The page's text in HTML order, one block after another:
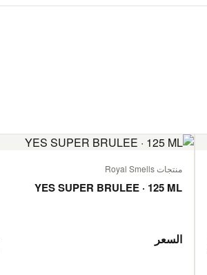
منتجات Royal Smells
YES SUPER BRULEE · 125 ML
السعر